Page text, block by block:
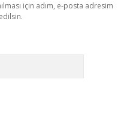
için adım, e-posta adresim